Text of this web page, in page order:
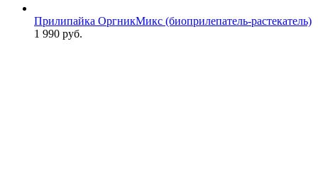
Прилипайка ОргникМикс (биоприлепатель-растекатель)
1 990 руб.